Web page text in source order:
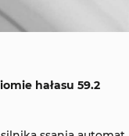
hałasu 59.2